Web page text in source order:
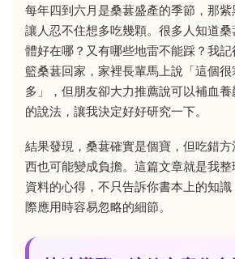
每年四到六月是桑葚盛產的季節，那
讓人忍不住想多吃幾顆。很多人知道
體好在哪？又有哪些地雷不能踩？我
籃桑葚回家，家裡長輩馬上說「這個
多」，但朋友卻大力推薦說可以補血
的說法，讓我決定好好研究一下。
結果發現，桑葚確實是個寶，但吃錯
西也可能變成負擔。這篇文章就是我
資料的心得，不只告訴你書本上的知
際應用時容易忽略的細節。